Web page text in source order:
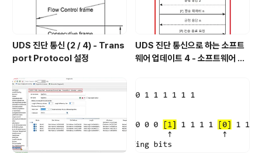
UDS 진단 통신 (2 / 4) - Trans
port Protocol 설정
UDS 진단 통신으로 하는 소프트
웨어 업데이트 4 - 소프트웨어 전